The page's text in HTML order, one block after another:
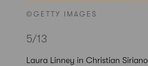
©GETTY IMAGES
5/13
Laura Linney in Christian Siriano